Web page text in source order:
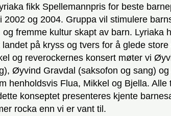
fikk Spellemannpris for beste
2002 og 2004. Gruppa vil stimulere
fremme kultur skapt av barn. Lyriaka
på kryss og tvers for å glede store
og reverockernes konsert møter vi
Øyvind Gravdal (saksofon og sang) og
henholdsvis Flua, Mikkel og Bjella. Alle
konseptet presenteres kjente
rocka enn vi er vant til.